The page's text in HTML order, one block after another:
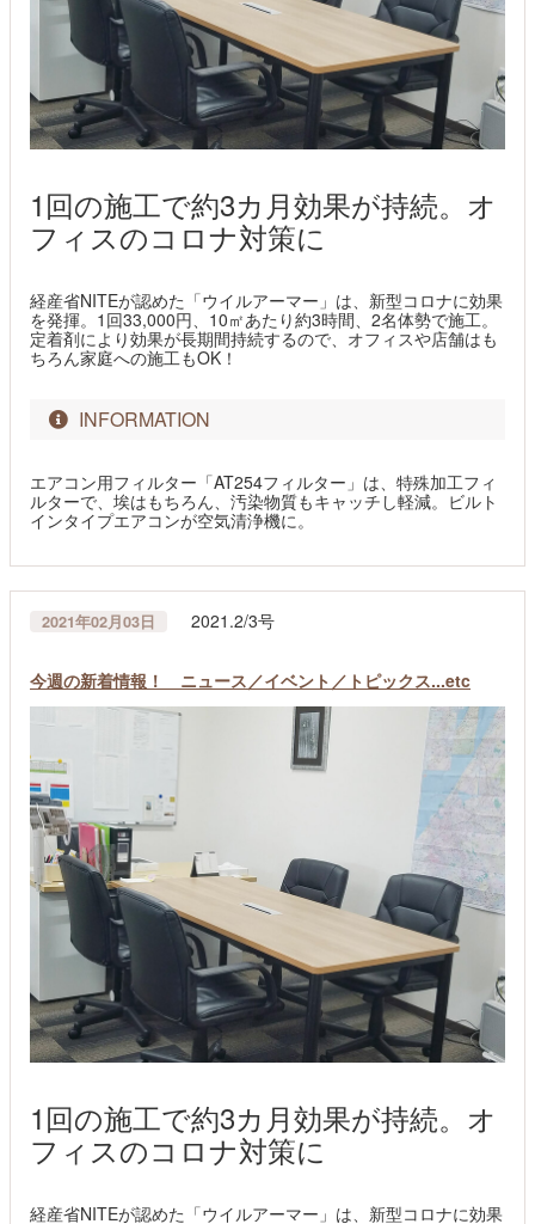
1回の施工で約3カ月効果が持続。オ
フィスのコロナ対策に
経産省NITEが認めた「ウイルアーマー」は、新型コロナに効果
を発揮。1回33,000円、10㎡あたり約3時間、2名体勢で施工。
定着剤により効果が長期間持続するので、オフィスや店舗はも
ちろん家庭への施工もOK！
INFORMATION
エアコン用フィルター「AT254フィルター」は、特殊加工フィ
ルターで、埃はもちろん、汚染物質もキャッチし軽減。ビルト
インタイプエアコンが空気清浄機に。
2021年02月03日 2021.2/3号
今週の新着情報！ ニュース／イベント／トピックス...etc
1回の施工で約3カ月効果が持続。オ
フィスのコロナ対策に
経産省NITEが認めた「ウイルアーマー」は、新型コロナに効果